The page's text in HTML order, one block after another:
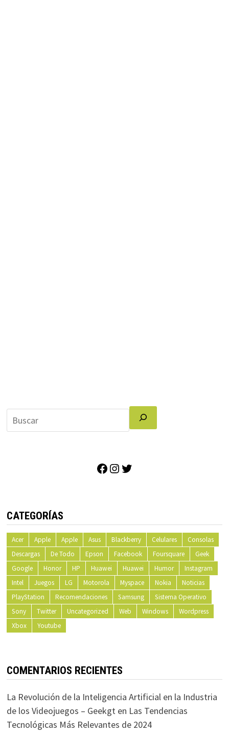
Facebook
Instagram
CATEGORÍAS
Acer Apple Apple Asus Blackberry Celulares
Consolas
Descargas
De Todo Epson Facebook Foursquare
Geek
Google
Honor HP Huawei Huawei Humor
Instagram
Intel
Juegos LG Motorola Myspace Nokia
Noticias
PlayStation
Recomendaciones Samsung
Sistema Operativo
Sony
Twitter Uncategorized Web Windows
Wordpress
Xbox
Youtube
COMENTARIOS RECIENTES
La Revolución de la Inteligencia Artificial en la Industria
de los Videojuegos – Geekgten Las Tendencias
Tecnológicas Más Relevantes de 2024